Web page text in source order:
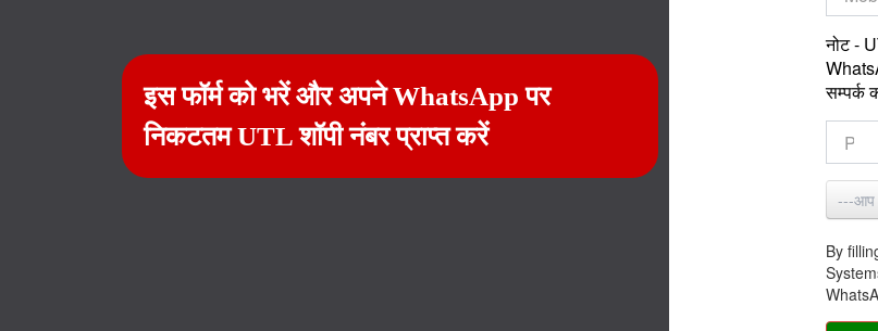
इस फॉर्म को भरें और अपने WhatsApp पर
निकटतम UTL शॉपी नंबर प्राप्त करें
नोट -
सम्पर्क
By